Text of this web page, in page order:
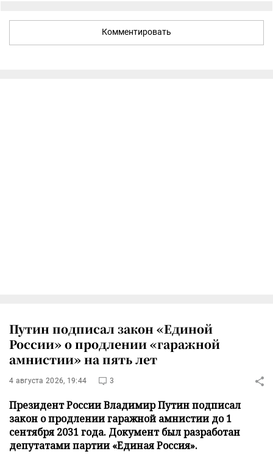
Комментировать
Путин подписал закон «Единой
России» о продлении «гаражной
амнистии» на пять лет
4 августа 2026, 19:44 3
Президент России Владимир Путин подписал
закон о продлении гаражной амнистии до 1
сентября 2031 года. Документ был разработан
депутатами партии «Единая Россия».